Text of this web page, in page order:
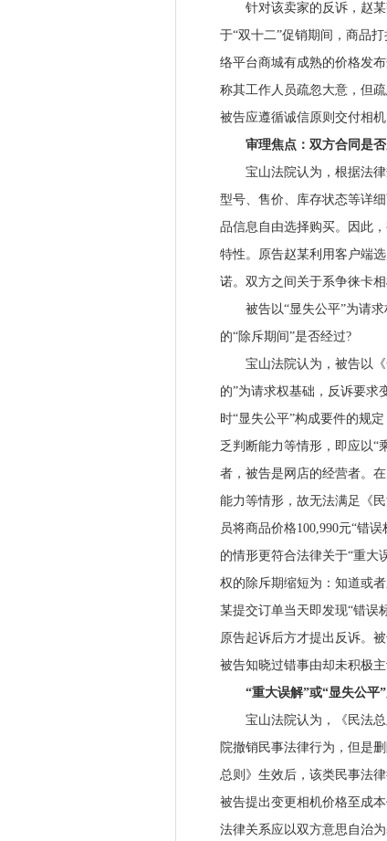
针对该卖家的反诉，赵某
于“双十二”促销期间，商品
络平台商城有成熟的价格发
称其工作人员疏忽大意，但
被告应遵循诚信原则交付相机
审理焦点：双方合同是否
宝山法院认为，根据法律
型号、售价、库存状态等详
品信息自由选择购买。因此
特性。原告赵某利用客户端
诺。双方之间关于系争徕卡
被告以“显失公平”为请求
的“除斥期间”是否经过?
宝山法院认为，被告以《
的”为请求权基础，反诉要求
时“显失公平”构成要件的规
乏判断能力等情形，即应以“
者，被告是网店的经营者。
能力等情形，故无法满足《
员将商品价格100,990元“错
的情形更符合法律关于“重大
权的除斥期缩短为：知道或
某提交订单当天即发现“错误
原告起诉后方才提出反诉。
被告知晓过错事由却未积极
“重大误解”或“显失公平”
宝山法院认为，《民法总
院撤销民事法律行为，但是
总则》生效后，该类民事法
被告提出变更相机价格至成
法律关系应以双方意思自治